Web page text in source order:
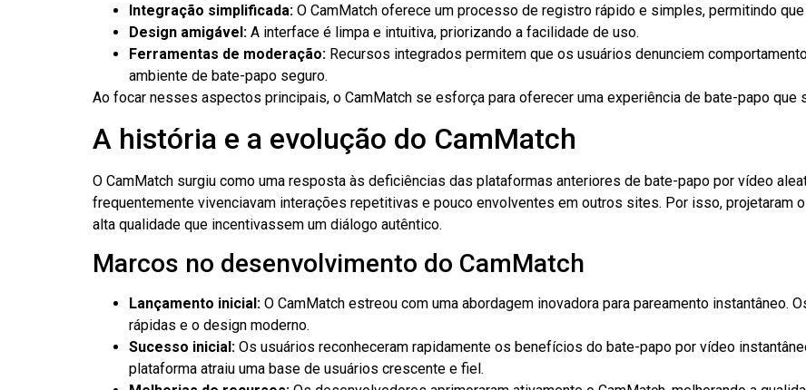
Integração simplificada: O CamMatch oferece um processo de registro rápido e simples, permitindo
Design amigável: A interface é limpa e intuitiva, priorizando a facilidade de uso.
Ferramentas de moderação: Recursos integrados permitem que os usuários denunciem
ambiente de bate-papo seguro.
Ao focar nesses aspectos principais, o CamMatch se esforça para oferecer uma experiência de bate-papo que
A história e a evolução do CamMatch
O CamMatch surgiu como uma resposta às deficiências das plataformas anteriores de bate-papo por vídeo
frequentemente vivenciavam interações repetitivas e pouco envolventes em outros sites. Por isso, projetaram
alta qualidade que incentivassem um diálogo autêntico.
Marcos no desenvolvimento do CamMatch
Lançamento inicial: O CamMatch estreou com uma abordagem inovadora para pareamento instantâneo.
rápidas e o design moderno.
Sucesso inicial: Os usuários reconheceram rapidamente os benefícios do bate-papo por vídeo
plataforma atraiu uma base de usuários crescente e fiel.